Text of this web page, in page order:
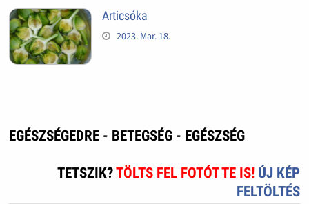
Articsóka
2023. Mar. 18.
EGÉSZSÉGEDRE - BETEGSÉG - EGÉSZSÉG
TETSZIK?TÖLTS FEL FOTÓT TE IS! ÚJ KÉP
FELTÖLTÉS